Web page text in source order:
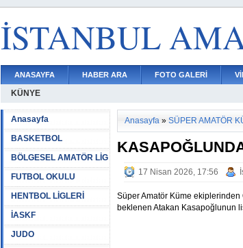
İSTANBUL
ANASAYFA HABER ARA FOTO GALERİ
KÜNYE
Anasayfa
BASKETBOL
BÖLGESEL AMATÖR LİG
FUTBOL OKULU
HENTBOL LİGLERİ
İASKF
JUDO
Anasayfa » SÜPER AMATÖR
17 Nisan 2026, 17:56
Süper Amatör Küme
beklenen Atakan Kasapoğlunun